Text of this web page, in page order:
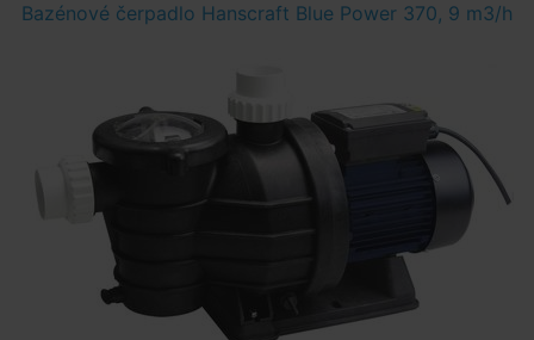
Bazénové čerpadlo Hanscraft Blue Power 370, 9 m3/h